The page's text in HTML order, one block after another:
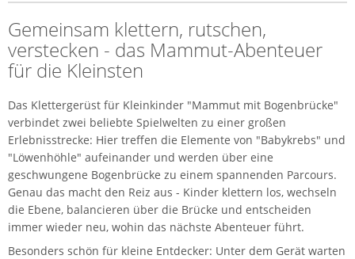
Gemeinsam klettern, rutschen,
verstecken - das Mammut-Abenteuer
für die Kleinsten
Das Klettergerüst für Kleinkinder "Mammut mit Bogenbrücke"
verbindet zwei beliebte Spielwelten zu einer großen
Erlebnisstrecke: Hier treffen die Elemente von "Babykrebs" und
"Löwenhöhle" aufeinander und werden über eine
geschwungene Bogenbrücke zu einem spannenden Parcours.
Genau das macht den Reiz aus - Kinder klettern los, wechseln
die Ebene, balancieren über die Brücke und entscheiden
immer wieder neu, wohin das nächste Abenteuer führt.
Besonders schön für kleine Entdecker: Unter dem Gerät warten